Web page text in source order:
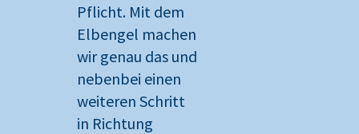
Pflicht. Mit dem
Elbengel machen
wir genau das und
nebenbei einen
weiteren Schritt
in Richtung